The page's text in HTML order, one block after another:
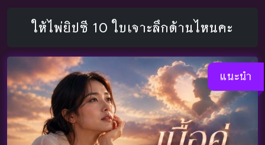
ให้ไพ่ยิปซี 10 ใบเจาะลึกด้านไหนคะ
แนะนำ